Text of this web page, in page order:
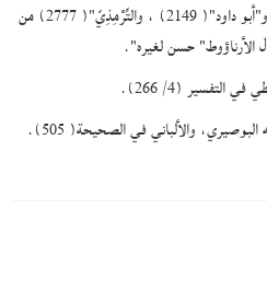
)أخرجه أحمد 5/351 (23362) ، و"أبو داود"( 2149) ، والتِّرْمِذِيّ"( 2777) من
الأرناؤوط" حسن لغيره".
(4/ 266).